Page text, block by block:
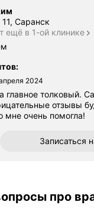
Саранск
ещё в 1-ой клинике
:
2024
главное толковый.
отзывы
мне очень помогла!
Записаться
про